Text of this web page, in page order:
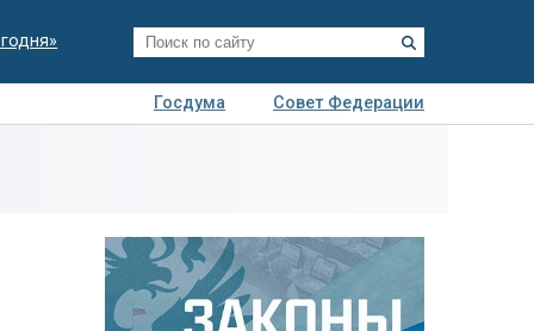
Госдума
Совет Федерации